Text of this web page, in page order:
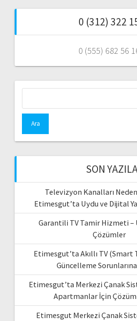
0 (312) 322
0 (555) 682 56
SON
Televizyon Kanalları
Etimesgut’ta Uydu ve Dijital
Garantili TV Tamir Hizmeti –
Çözümler
Etimesgut’ta Akıllı TV (Smart
Güncelleme
Etimesgut’ta Merkezi Çanak
Apartmanlar İçin
Etimesgut Merkezi Çanak